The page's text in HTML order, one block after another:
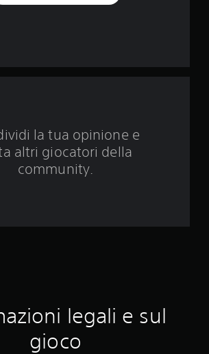
u
u
la tua opinione e
altri giocatori della
community.
legali e sul
gioco